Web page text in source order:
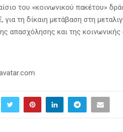
του «κοινωνικού πακέτου»
τη δίκαιη μετάβαση στη
απασχόλησης και της κοινωνικής